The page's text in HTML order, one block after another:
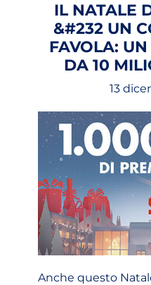
IL NATALE
&#232 UN
FAVOLA:
DA 10
13
Anche questo